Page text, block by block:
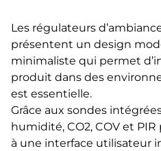
Les régulateurs
présentent un design
minimaliste qui permet
produit dans des
est essentielle.
Grâce aux sondes
humidité, CO2, COV et
à une interface utilisateur